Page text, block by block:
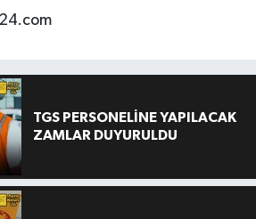
TGS PERSONELİNE YAPILACAK
ZAMLAR DUYURULDU